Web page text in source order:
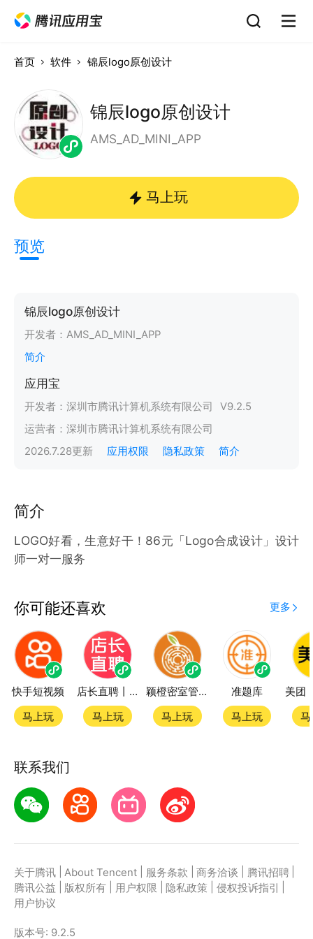
首页 软件 锦辰logo原创设计
锦辰logo原创设计
AMS_AD_MINI_APP
马上玩
预览
锦辰logo原创设计
开发者： AMS_AD_MINI_APP
简介
应用宝
开发者： 深圳市腾讯计算机系统有限公司 V9.2.5
运营者： 深圳市腾讯计算机系统有限公司
2026.7.28更新 应用权限 隐私政策 简介
简介
LOGO好看，生意好干！86元「Logo合成设计」设计
师一对一服务
你可能还喜欢 更多
快手短视频
马上玩
店长直聘丨求职招聘找工作
马上玩
颖橙密室管家SmartOrange
马上玩
准题库
马上玩
联系我们
关于腾讯 About Tencent 服务条款 商务洽谈 腾讯招聘
腾讯公益
版权所有 用户权限 隐私政策 侵权投诉指引
用户协议
版本号: 9.2.5